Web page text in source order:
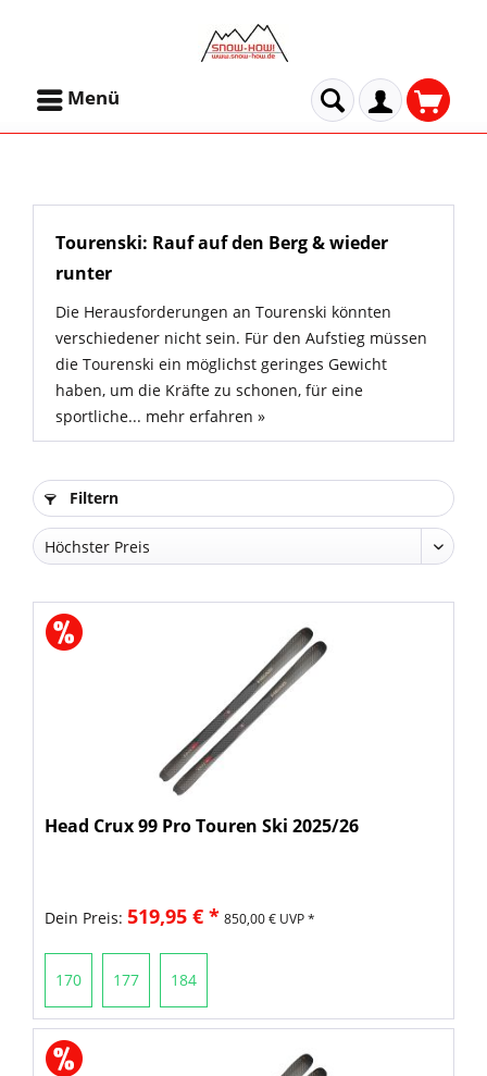
Menü
Tourenski: Rauf auf den Berg & wieder
runter
Die Herausforderungen an Tourenski könnten
verschiedener nicht sein. Für den Aufstieg müssen
die Tourenski ein möglichst geringes Gewicht
haben, um die Kräfte zu schonen, für eine
sportliche... mehr erfahren »
Filtern
Head Crux 99 Pro Touren Ski 2025/26
Dein Preis: 519,95 € * 850,00 € UVP *
170 177 184